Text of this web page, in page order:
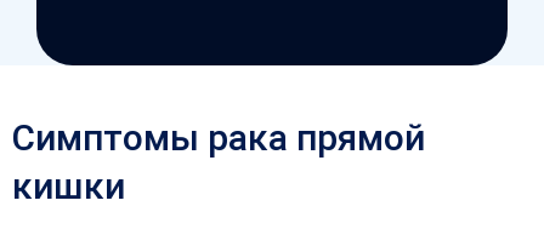
Симптомы рака прямой
кишки